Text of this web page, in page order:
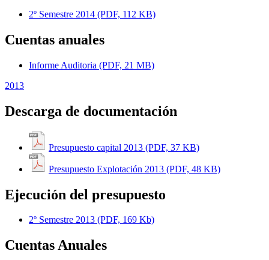
2º Semestre 2014 (PDF, 112 KB)
Cuentas anuales
Informe Auditoria (PDF, 21 MB)
2013
Descarga de documentación
Presupuesto capital 2013 (PDF, 37 KB)
Presupuesto Explotación 2013 (PDF, 48 KB)
Ejecución del presupuesto
2º Semestre 2013 (PDF, 169 Kb)
Cuentas Anuales